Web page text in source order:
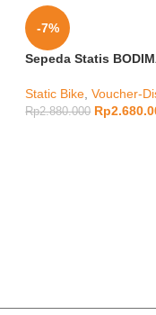
-7%
Sepeda Statis
Static Bike Voucher-
Rp2.880.000 Rp